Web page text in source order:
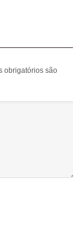
obrigatórios são